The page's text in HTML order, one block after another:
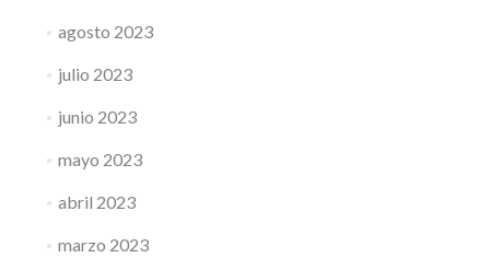
agosto 2023
julio 2023
junio 2023
mayo 2023
abril 2023
marzo 2023